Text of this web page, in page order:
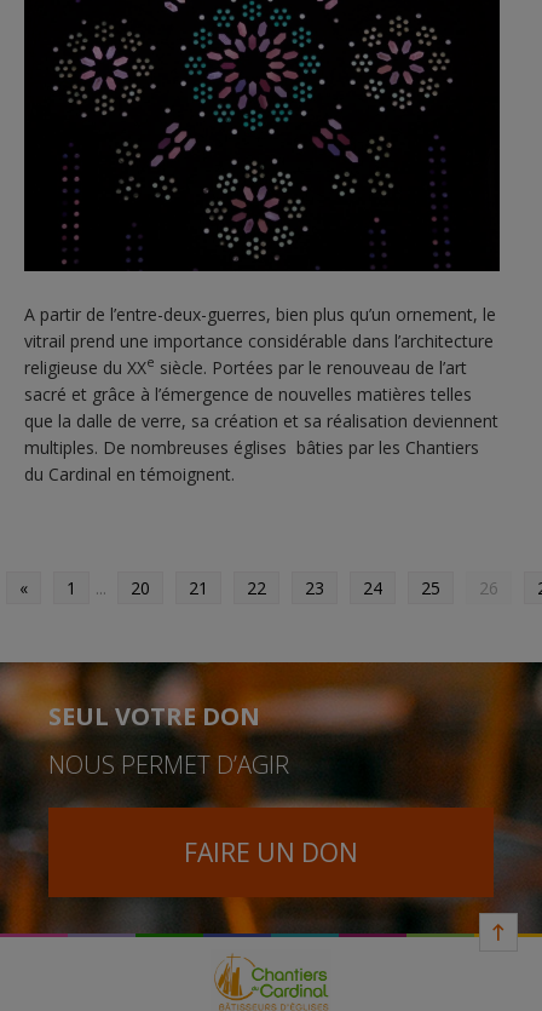
A partir de l’entre-deux-guerres, bien plus qu’un ornement, le
vitrail prend une importance considérable dans l’architecture
religieuse du XXe siècle. Portées par le renouveau de l’art
sacré et grâce à l’émergence de nouvelles matières telles
que la dalle de verre, sa création et sa réalisation deviennent
multiples. De nombreuses églises bâties par les Chantiers
du Cardinal en témoignent.
« 1 ... 20 21 22 23 24 25 26
SEUL VOTRE DON
NOUS PERMET D’AGIR
FAIRE UN DON